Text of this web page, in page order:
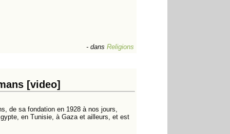
- dans Religions
[video]
de sa fondation en 1928 à nos jours,
en Tunisie, à Gaza et ailleurs, et est